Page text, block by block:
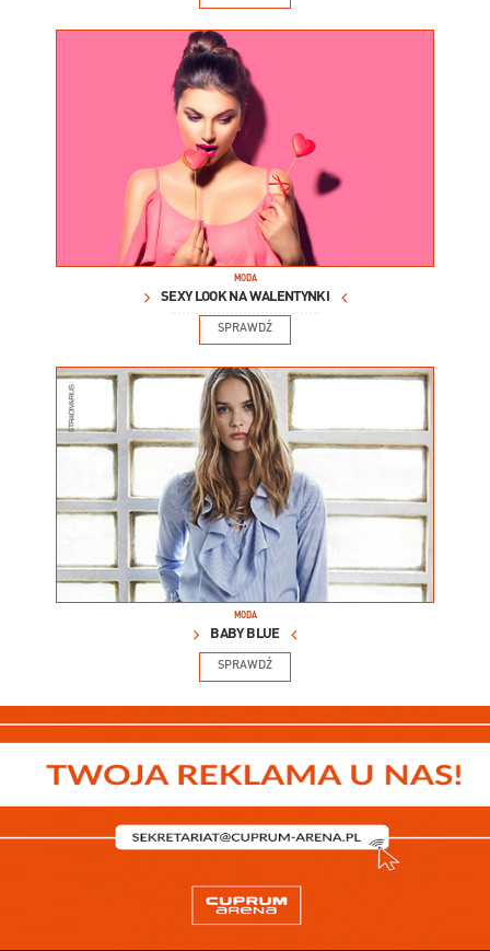
MODA
SEXY LOOK NA WALENTYNKI
SPRAWDŹ
MODA
BABY BLUE
SPRAWDŹ